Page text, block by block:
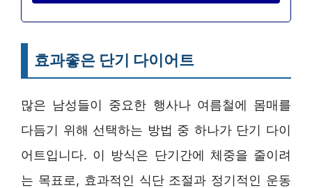
효과좋은 단기 다이어트
많은 남성들이 중요한 행사나 여름철에 몸매를
다듬기 위해 선택하는 방법 중 하나가 단기 다이
어트입니다. 이 방식은 단기간에 체중을 줄이려
는 목표로, 효과적인 식단 조절과 정기적인 운동